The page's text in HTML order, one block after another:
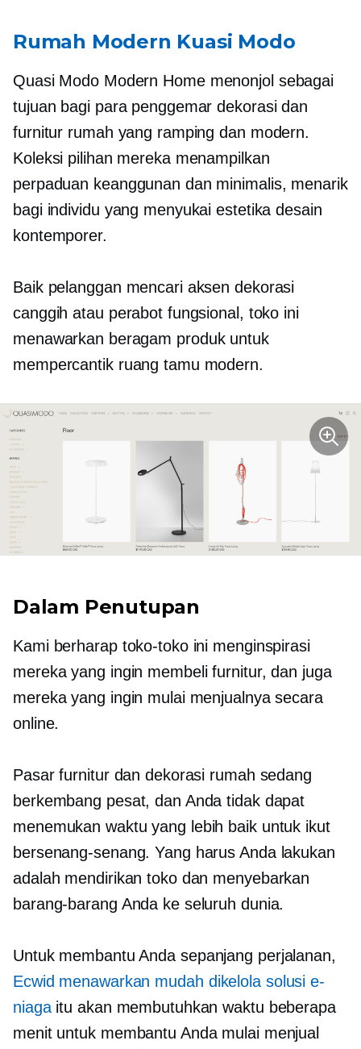
Rumah Modern Kuasi Modo
Quasi Modo Modern Home menonjol sebagai
tujuan bagi para penggemar dekorasi dan
furnitur rumah yang ramping dan modern.
Koleksi pilihan mereka menampilkan
perpaduan keanggunan dan minimalis, menarik
bagi individu yang menyukai estetika desain
kontemporer.
Baik pelanggan mencari aksen dekorasi
canggih atau perabot fungsional, toko ini
menawarkan beragam produk untuk
mempercantik ruang tamu modern.
Dalam Penutupan
Kami berharap toko-toko ini menginspirasi
mereka yang ingin membeli furnitur, dan juga
mereka yang ingin mulai menjualnya secara
online.
Pasar furnitur dan dekorasi rumah sedang
berkembang pesat, dan Anda tidak dapat
menemukan waktu yang lebih baik untuk ikut
bersenang-senang. Yang harus Anda lakukan
adalah mendirikan toko dan menyebarkan
barang-barang Anda ke seluruh dunia.
Untuk membantu Anda sepanjang perjalanan,
Ecwid menawarkan mudah dikelolasolusi e-
niagaitu akan membutuhkan waktu beberapa
menit untuk membantu Anda mulai menjual